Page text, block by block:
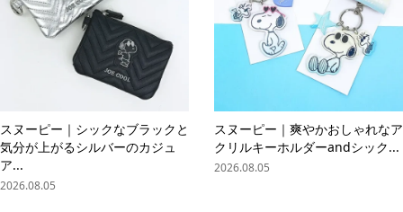
スヌーピー｜シックなブラックと
気分が上がるシルバーのカジュ
ア...
2026.08.05
スヌーピー｜爽やかおしゃれなア
クリルキーホルダーandシック...
2026.08.05